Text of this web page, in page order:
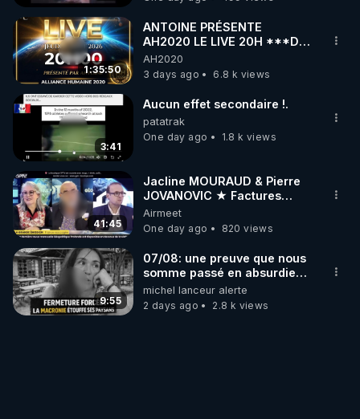
1:35:50
ANTOINE PRÉSENTE
AH2020 LE LIVE 20H ***DU
06/08/2026***
AH2020
3 days ago
6.8 k views
3:41
Aucun effet secondaire !.
patatrak
One day ago
1.8 k views
41:45
Jacline MOURAUD & Pierre
JOVANOVIC ★ Factures
Impayées : Où Est Passé Le
Pognon ?
Airmeet
One day ago
820 views
9:55
07/08: une preuve que nous
somme passé en absurdie
une dictature qui veut faire
taire ses opposant !
michel lanceur alerte
2 days ago
2.8 k views